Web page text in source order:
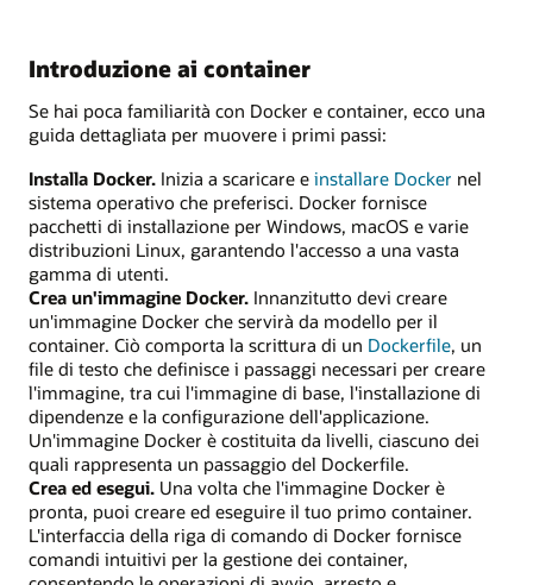
Introduzione ai container
Se hai poca familiarità con Docker e container, ecco una
guida dettagliata per muovere i primi passi:
Installa Docker. Inizia a scaricare e installare Docker nel
sistema operativo che preferisci. Docker fornisce
pacchetti di installazione per Windows, macOS e varie
distribuzioni Linux, garantendo l'accesso a una vasta
gamma di utenti.
Crea un'immagine Docker. Innanzitutto devi creare
un'immagine Docker che servirà da modello per il
container. Ciò comporta la scrittura di un Dockerfile, un
file di testo che definisce i passaggi necessari per creare
l'immagine, tra cui l'immagine di base, l'installazione di
dipendenze e la configurazione dell'applicazione.
Un'immagine Docker è costituita da livelli, ciascuno dei
quali rappresenta un passaggio del Dockerfile.
Crea ed esegui. Una volta che l'immagine Docker è
pronta, puoi creare ed eseguire il tuo primo container.
L'interfaccia della riga di comando di Docker fornisce
comandi intuitivi per la gestione dei container,